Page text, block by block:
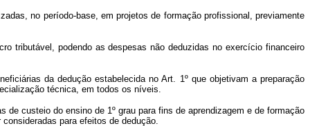
no período-base, em projetos de formação profissional, previamente
tributável, podendo as despesas não deduzidas no exercício financeiro
da dedução estabelecida no Art. 1º que objetivam a preparação
técnica, em todos os níveis.
custeio do ensino de 1º grau para fins de aprendizagem e de formação
para efeitos de dedução.